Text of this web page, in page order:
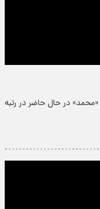
در حال حاضر در رتبه